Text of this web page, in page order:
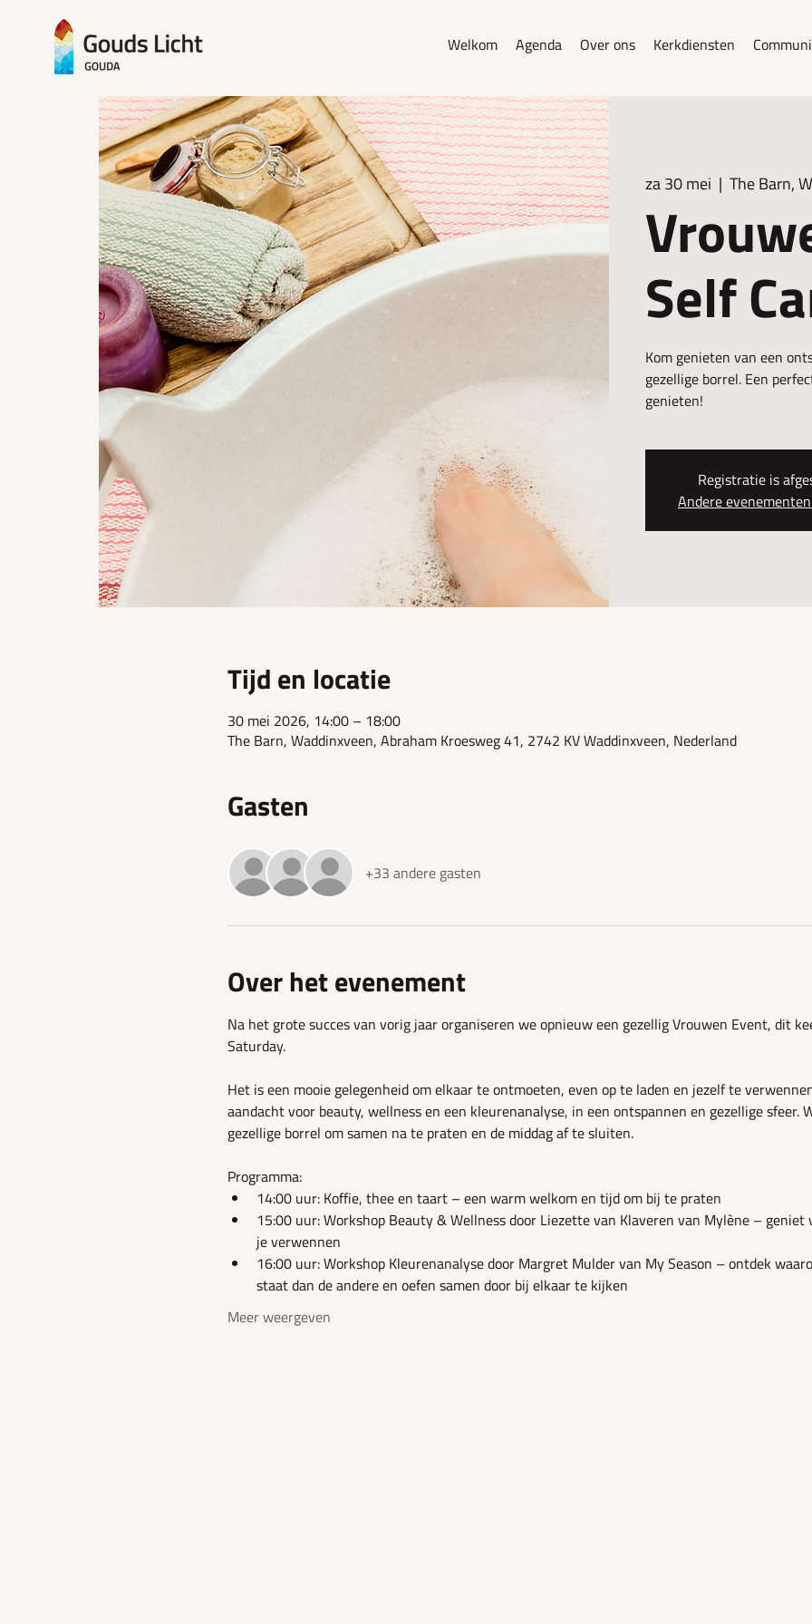
Welkom Agenda Over ons Kerkdiensten
za 30 mei
  |
The Barn,
Self
Kom genieten van een
gezellige borrel. Een
genieten!
Registratie is
Andere
Tijd en locatie
30 mei 2026, 14:00 – 18:00
The Barn, Waddinxveen, Abraham Kroesweg 41, 2742 KV Waddinxveen, Nederland
Gasten
+33 andere gasten
Over het evenement
Na het grote succes van vorig jaar organiseren we opnieuw een gezellig Vrouwen Event, dit
Saturday.
Het is een mooie gelegenheid om elkaar te ontmoeten, even op te laden en jezelf te
aandacht voor beauty, wellness en een kleurenanalyse, in een ontspannen en gezellige sfeer.
gezellige borrel om samen na te praten en de middag af te sluiten.
Programma:
14:00 uur: Koffie, thee en taart – een warm welkom en tijd om bij te praten
15:00 uur: Workshop Beauty & Wellness door Liezette van Klaveren van Mylène – geniet
je verwennen
16:00 uur: Workshop Kleurenanalyse door Margret Mulder van My Season – ontdek
staat dan de andere en oefen samen door bij elkaar te kijken
Meer weergeven